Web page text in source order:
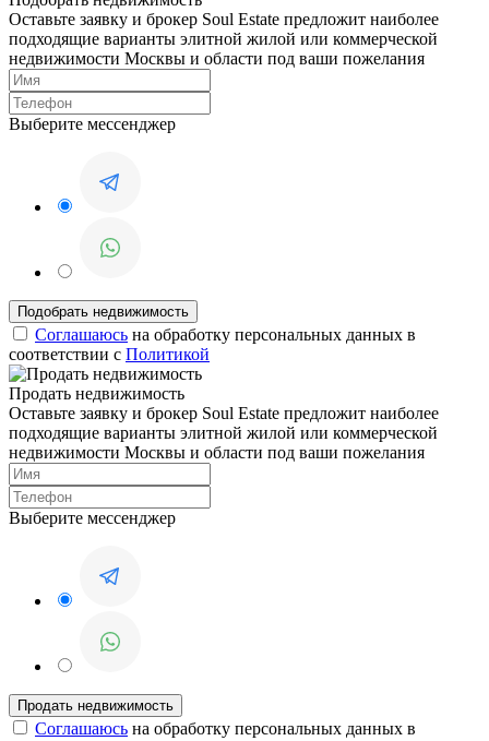
Оставьте заявку и брокер Soul Estate предложит наиболее
подходящие варианты элитной жилой или коммерческой
недвижимости Москвы и области под ваши пожелания
Выберите мессенджер
Соглашаюсь на обработку персональных данных в
соответствии с Политикой
Продать недвижимость
Оставьте заявку и брокер Soul Estate предложит наиболее
подходящие варианты элитной жилой или коммерческой
недвижимости Москвы и области под ваши пожелания
Выберите мессенджер
Соглашаюсь на обработку персональных данных в